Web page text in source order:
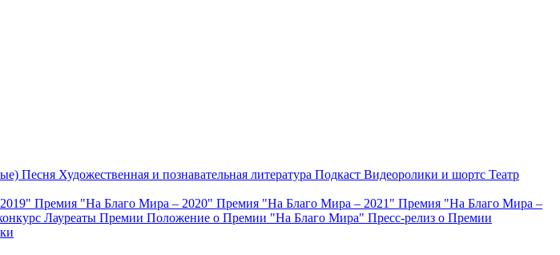
Песня Художественная и познавательная литература Подкаст Видеоролики и шортс Театр
Премия "На Благо Мира – 2020" Премия "На Благо Мира – 2021" Премия "На Благо Мира –
Лауреаты Премии Положение о Премии "На Благо Мира" Пресс-релиз о Премии